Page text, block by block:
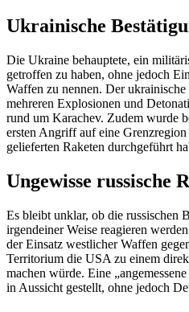
Ukrainische
Die Ukraine behauptete, ein
getroffen zu haben, ohne jedoch
Waffen zu nennen. Der
mehreren Explosionen und
rund um Karachev. Zudem wurde
ersten Angriff auf eine
gelieferten Raketen durchgeführt
Ungewisse russische
Es bleibt unklar, ob die russischen
irgendeiner Weise reagieren
der Einsatz westlicher Waffen
Territorium die USA zu einem
machen würde. Eine
in Aussicht gestellt, ohne jedoch